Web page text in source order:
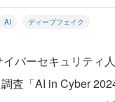
AI ディープフェイク
バーセキュリティ
査「AI in Cyber